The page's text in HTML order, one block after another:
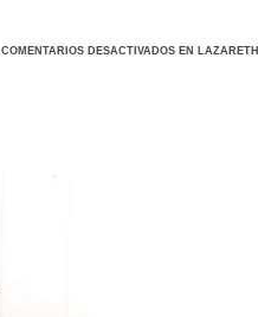
COMENTARIOS DESACTIVADOS EN LAZARETH